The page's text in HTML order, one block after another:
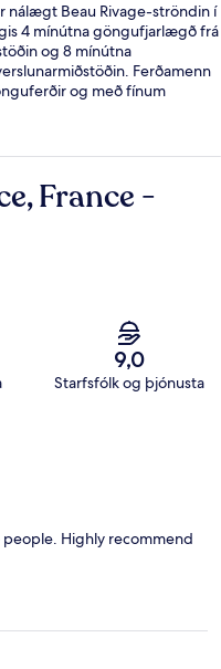
nálægt Beau Rivage-ströndin í
4 mínútna göngufjarlægð frá
og 8 mínútna
Ferðamenn
og með fínum
France -
9,0
Starfsfólk og þjónusta
Highly recommend